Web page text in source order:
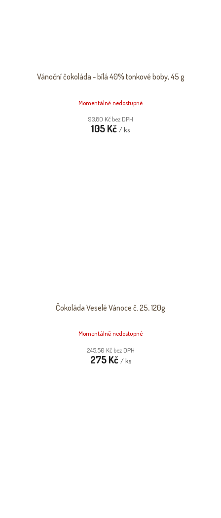
Vánoční čokoláda - bílá 40% tonkové boby, 45 g
Momentálně nedostupné
93,80 Kč bez DPH
105 Kč / ks
Čokoláda Veselé Vánoce č. 25, 120g
Momentálně nedostupné
245,50 Kč bez DPH
275 Kč / ks